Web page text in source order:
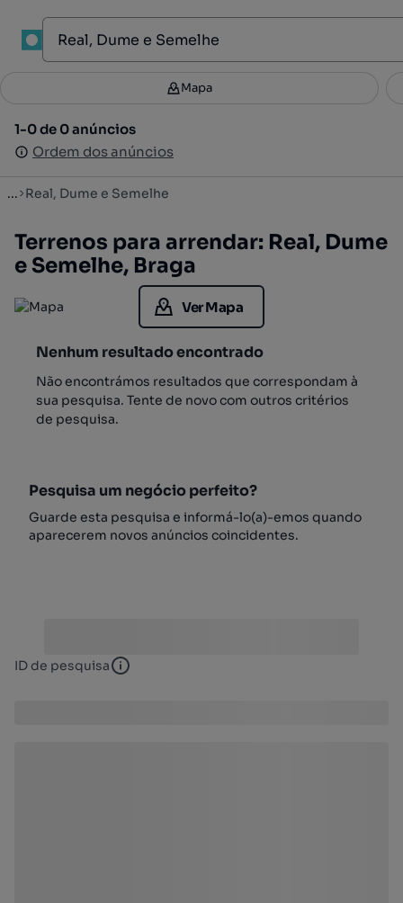
Filtros 3
1-0 de 0 anúncios
Ordem dos anúncios
Mapa
1-0 de 0 anúncios
Ordem dos anúncios
... Real, Dume e Semelhe
Terrenos para arrendar: Real, Dume
e Semelhe, Braga
Ver Mapa
Nenhum resultado encontrado
Não encontrámos resultados que correspondam à
sua pesquisa. Tente de novo com outros critérios
de pesquisa.
Pesquisa um negócio perfeito?
Guarde esta pesquisa e informá-lo(a)-emos quando
aparecerem novos anúncios coincidentes.
ID de pesquisa ID de pesquisa